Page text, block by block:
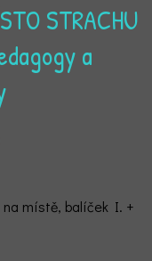
STRACHU
a
na místě, balíček I. +